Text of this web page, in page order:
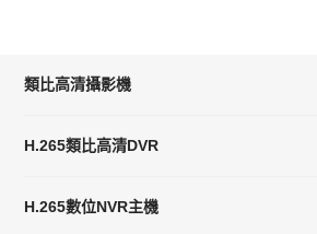
類比高清攝影機
H.265類比高清DVR
H.265數位NVR主機